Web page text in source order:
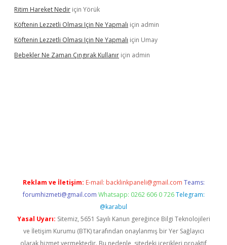
Ritim Hareket Nedir için Yörük
Köftenin Lezzetli Olması Için Ne Yapmalı için admin
Köftenin Lezzetli Olması Için Ne Yapmalı için Umay
Bebekler Ne Zaman Çıngırak Kullanır için admin
Reklam ve İletişim: E-mail: backlinkpaneli@gmail.com Teams:
forumhizmeti@gmail.com Whatsapp: 0262 606 0 726 Telegram:
@karabul
Yasal Uyarı: Sitemiz, 5651 Sayılı Kanun gereğince Bilgi Teknolojileri
ve İletişim Kurumu (BTK) tarafından onaylanmış bir Yer Sağlayıcı
olarak hizmet vermektedir. Bu nedenle, sitedeki içerikleri proaktif